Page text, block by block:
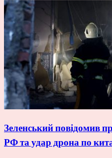
Зеленський повідомив
РФ та удар дрона по